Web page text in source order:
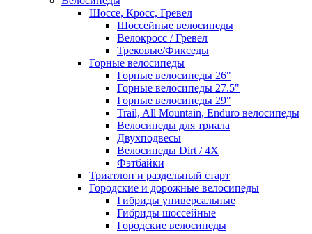
Шоссе, Кросс, Гревел
Шоссейные велосипеды
Велокросс / Гревел
Трековые/Фикседы
Горные велосипеды
Горные велосипеды 26"
Горные велосипеды 27.5"
Горные велосипеды 29"
Trail, All Mountain, Enduro велосипеды
Велосипеды для триала
Двухподвесы
Велосипеды Dirt / 4X
Фэтбайки
Триатлон и раздельный старт
Городские и дорожные велосипеды
Гибриды универсальные
Гибриды шоссейные
Городские велосипеды